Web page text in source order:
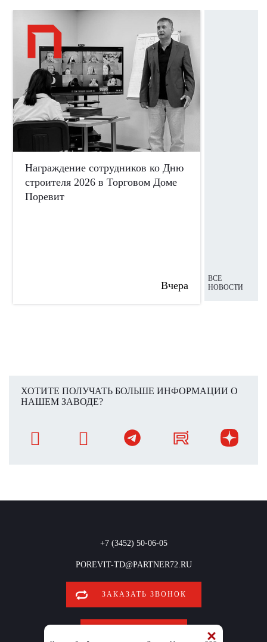
Награждение сотрудников ко Дню
строителя 2026 в Торговом Доме
Поревит
Вчера
ВСЕ
НОВОСТИ
ХОТИТЕ ПОЛУЧАТЬ БОЛЬШЕ ИНФОРМАЦИИ О
НАШЕМ ЗАВОДЕ?
+7 (3452) 50-06-05
POREVIT-TD@PARTNER72.RU
ЗАКАЗАТЬ ЗВОНОК